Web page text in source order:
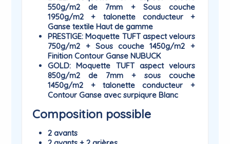
550g/m2 de 7mm + Sous couche
1950g/m2 + talonette conducteur +
Ganse textile Haut de gamme
PRESTIGE: Moquette TUFT aspect velours
750g/m2 + Sous couche 1450g/m2 +
Finition Contour Ganse NUBUCK
GOLD: Moquette TUFT aspect velours
850g/m2 de 7mm + sous couche
1450g/m2 + talonette conducteur +
Contour Ganse avec surpiqure Blanc
Composition possible
2 avants